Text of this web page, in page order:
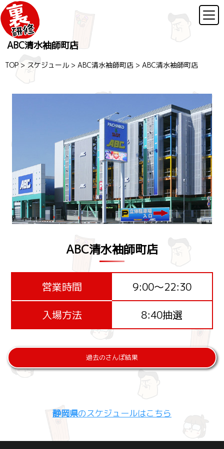
ABC清水袖師町店
TOP > スケジュール > ABC清水袖師町店 > ABC清水袖師町店
ABC清水袖師町店
営業時間
9:00～22:30
入場方法
8:40抽選
過去のさんぽ結果
静岡県のスケジュールはこちら